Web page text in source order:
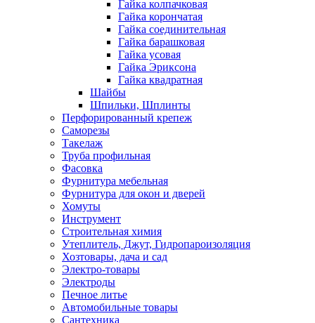
Гайка колпачковая
Гайка корончатая
Гайка соединительная
Гайка барашковая
Гайка усовая
Гайка Эриксона
Гайка квадратная
Шайбы
Шпильки, Шплинты
Перфорированный крепеж
Саморезы
Такелаж
Труба профильная
Фасовка
Фурнитура мебельная
Фурнитура для окон и дверей
Хомуты
Инструмент
Строительная химия
Утеплитель, Джут, Гидропароизоляция
Хозтовары, дача и сад
Электро-товары
Электроды
Печное литье
Автомобильные товары
Сантехника